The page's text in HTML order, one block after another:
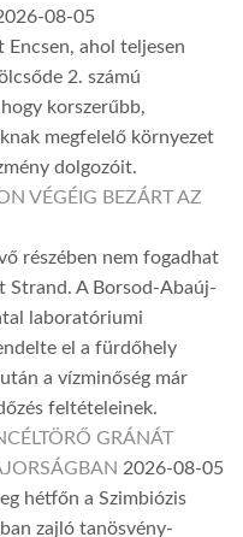
08-05
Encsen, ahol teljesen
2. számú
korszerűbb,
megfelelő környezet
dolgozóit.
VÉGÉIG BEZÁRT AZ
részében nem fogadhat
Strand. A Borsod-Abaúj-
laboratóriumi
el a fürdőhely
a vízminőség már
feltételeinek.
GRÁNÁT
2026-08-05
hétfőn a Szimbiózis
zajló tanösvény-